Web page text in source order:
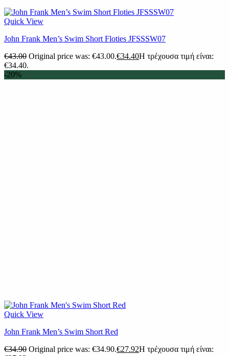
Quick View
John Frank Men’s Swim Short Floties JFSSSW07
€43.00 Original price was: €43.00.€34.40Η τρέχουσα τιμή είναι:
€34.40.
-20%
Quick View
John Frank Men’s Swim Short Red
€34.90 Original price was: €34.90.€27.92Η τρέχουσα τιμή είναι: